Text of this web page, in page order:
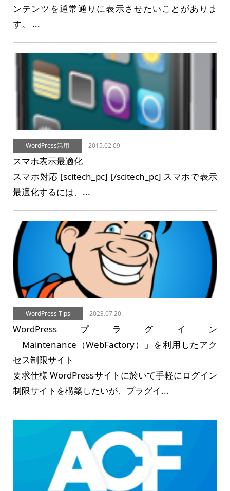
ンテンツを通常通りに表示させたいことがありま
す。 ...
WordPress活用 2015.02.09
スマホ表示最適化
スマホ対応 [scitech_pc] [/scitech_pc] スマホで表示
最適化するには、...
WordPress Tips 2023.07.20
WordPressプラグイン
「Maintenance（WebFactory）」を利用したアク
セス制限サイト
要求仕様 WordPressサイトに於いて手軽にログイン
制限サイトを構築したいが、プラグイ...